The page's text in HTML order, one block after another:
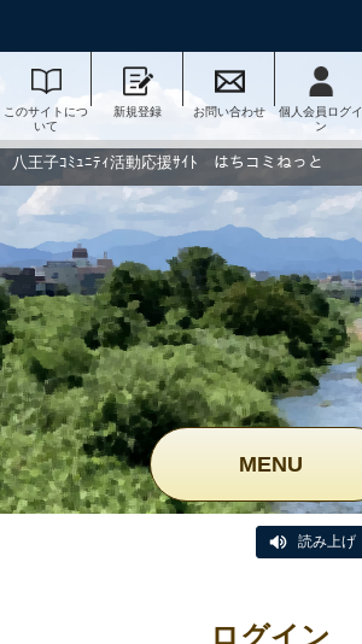
このサイトにつ
いて
新規登録 お問い合わせ
個人会員ログイ
ン
八王子ｺﾐｭﾆﾃｨ活動応援ｻｲﾄ はちコミねっと
MENU
読み上げ
ログイン